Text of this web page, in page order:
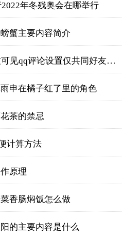
年冬残奥会在哪举行
蟹主要内容简介
qq评论怎么设置仅共同好友可见qq评论设置仅共同好友可见
申在橘子红了里的角色
茶的禁忌
计算方法
原理
香肠焖饭怎么做
的主要内容是什么